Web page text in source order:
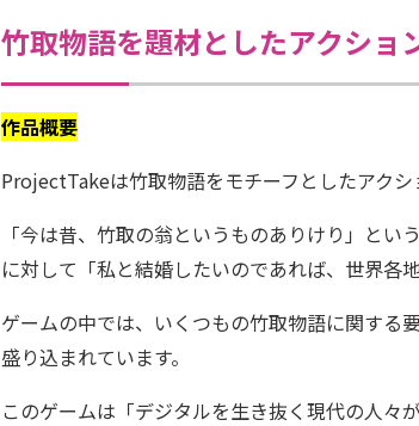
竹取物語を題材としたアクシ
作品概要
ProjectTakeは竹取物語をモチーフとしたアクシ
「今は昔、竹取の翁というものありけり」と
に対して「私と結婚したいのであれば、世界各
ゲームの中では、いくつもの竹取物語に関する
盛り込まれています。
このゲームは「デジタルを生き抜く現代の人々